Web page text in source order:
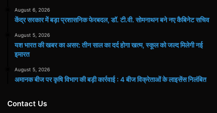
August 6, 2026
केंद्र सरकार में बड़ा प्रशासनिक फेरबदल, डॉ. टी.वी. सोमनाथन बने नए कैबिनेट सचिव
August 5, 2026
यश भारत की खबर का असर: तीन साल का दर्द होगा खत्म, स्कूल को जल्द मिलेगी नई
इमारत
August 5, 2026
अमानक बीज पर कृषि विभाग की बड़ी कार्रवाई : 4 बीज विक्रेताओं के लाइसेंस निलंबित
Contact Us